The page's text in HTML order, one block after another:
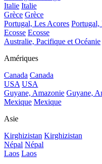
Italie Italie
Grèce Grèce
Portugal, Les Acores Portugal,
Ecosse Ecosse
Australie, Pacifique et Océanie
Amériques
Canada Canada
USA USA
Guyane, Amazonie Guyane,
Mexique Mexique
Asie
Kirghizistan Kirghizistan
Népal Népal
Laos Laos